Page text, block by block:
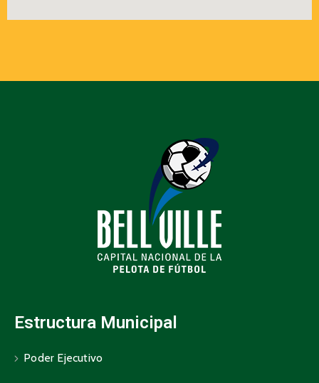
Estructura Municipal
Poder Ejecutivo